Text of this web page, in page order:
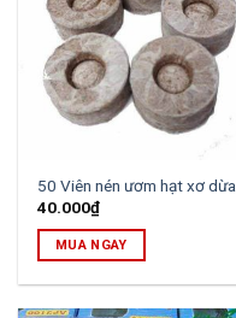
50 Viên nén ươm hạt xơ dừa
40.000₫
MUA NGAY